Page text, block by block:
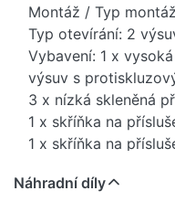
Montáž / Typ
Typ otevírání: 2
Vybavení: 1 x
výsuv s
3 x nízká skleněná
1 x skříňka na
1 x skříňka na
montážní sada
Náhradní díly